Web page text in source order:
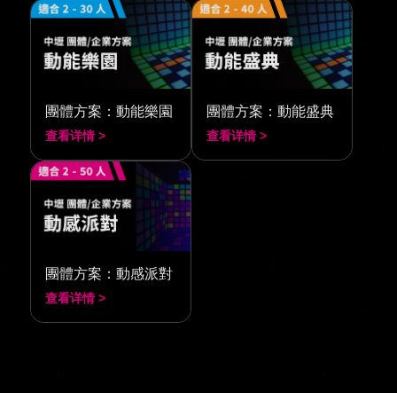
團體方案：動能樂園
查看详情 >
團體方案：動能盛典
查看详情 >
團體方案：動感派對
查看详情 >